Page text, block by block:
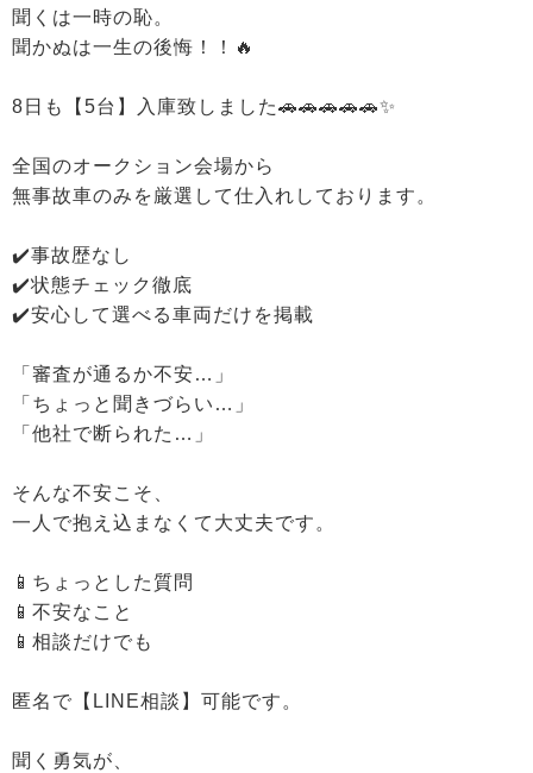
聞くは一時の恥。
聞かぬは一生の後悔！！🔥
8日も【5台】入庫致しました🚗🚗🚗🚗🚗✨
全国のオークション会場から
無事故車のみを厳選して仕入れしております。
✔️事故歴なし
✔️状態チェック徹底
✔️安心して選べる車両だけを掲載
「審査が通るか不安…」
「ちょっと聞きづらい…」
「他社で断られた…」
そんな不安こそ、
一人で抱え込まなくて大丈夫です。
📱ちょっとした質問
📱不安なこと
📱相談だけでも
匿名で【LINE相談】可能です。
聞く勇気が、